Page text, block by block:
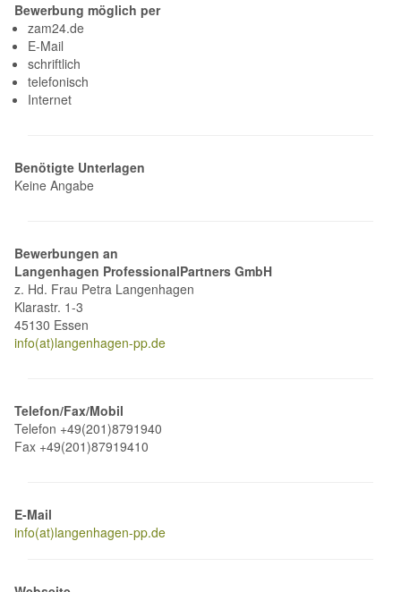
Bewerbung möglich per
zam24.de
E-Mail
schriftlich
telefonisch
Internet
Benötigte Unterlagen
Keine Angabe
Bewerbungen an
Langenhagen ProfessionalPartners GmbH
z. Hd. Frau Petra Langenhagen
Klarastr. 1-3
45130 Essen
info(at)langenhagen-pp.de
Telefon/Fax/Mobil
Telefon +49(201)8791940
Fax +49(201)87919410
E-Mail
info(at)langenhagen-pp.de